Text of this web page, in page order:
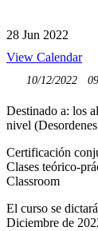
28 Jun 2022
View Calendar
10/12/2022
Destinado a: los
nivel
Certificación
Clases teórico-
Classroom
El curso se
Diciembre de